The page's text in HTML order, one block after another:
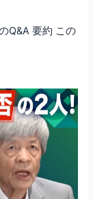
Q&A 要約 この